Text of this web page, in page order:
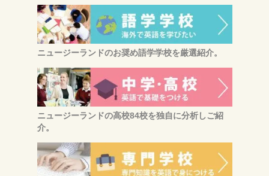
ニュージーランドのお奨め語学学校を厳選紹介。
ニュージーランドの高校84校を独自に分析しご紹
介。